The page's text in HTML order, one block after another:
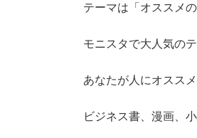
テーマは「オススメの
モニスタで大人気の
あなたが人にオスス
ビジネス書、漫画、